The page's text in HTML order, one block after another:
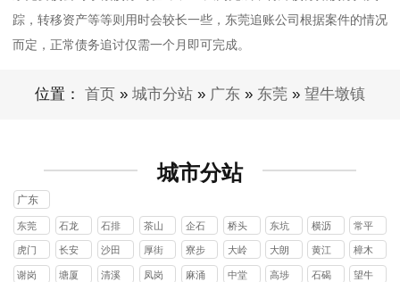
踪，转移资产等等则用时会较长一些，东莞追账公司根据案件的情况
而定，正常债务追讨仅需一个月即可完成。
位置： 首页 » 城市分站 » 广东 » 东莞 » 望牛墩镇
城市分站
广东
东莞
石龙
镇
石排
镇
茶山
镇
企石
镇
桥头
镇
东坑
镇
横沥
镇
常平
镇
虎门
镇
长安
镇
沙田
镇
厚街
镇
寮步
镇
大岭
山镇
大朗
镇
黄江
镇
樟木
头镇
谢岗
塘厦
清溪
凤岗
麻涌
中堂
高埗
石碣
望牛